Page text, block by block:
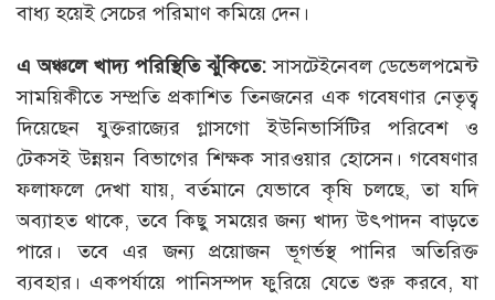
বাধ্য হয়েই সেচের পরিমাণ কমিয়ে দেন।
এ অঞ্চলে খাদ্য পরিস্থিতি ঝুঁকিতে: সাসটেইনেবল ডেভেলপমেন্ট
সাময়িকীতে সম্প্রতি প্রকাশিত তিনজনের এক গবেষণার নেতৃত্ব
দিয়েছেন যুক্তরাজ্যের গ্লাসগো ইউনিভার্সিটির পরিবেশ ও
টেকসই উন্নয়ন বিভাগের শিক্ষক সারওয়ার হোসেন। গবেষণার
ফলাফলে দেখা যায়, বর্তমানে যেভাবে কৃষি চলছে, তা যদি
অব্যাহত থাকে, তবে কিছু সময়ের জন্য খাদ্য উৎপাদন বাড়তে
পারে। তবে এর জন্য প্রয়োজন ভূগর্ভস্থ পানির অতিরিক্ত
ব্যবহার। একপর্যায়ে পানিসম্পদ ফুরিয়ে যেতে শুরু করবে, যা